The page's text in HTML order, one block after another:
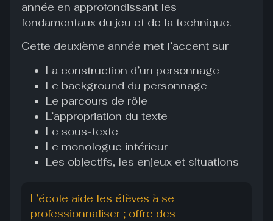
année en approfondissant les
fondamentaux du jeu et de la technique.
Cette deuxième année met l’accent sur
La construction d’un personnage
Le background du personnage
Le parcours de rôle
L’appropriation du texte
Le sous-texte
Le monologue intérieur
Les objectifs, les enjeux et situations
L’école aide les élèves à se
professionnaliser ; offre des